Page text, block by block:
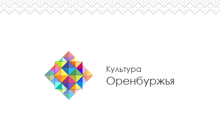
Культура
Оренбуржья